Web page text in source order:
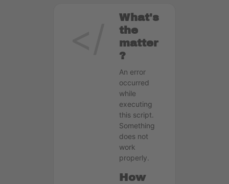
What's
the
matter
?
An error
occurred
while
executing
this script.
Something
does not
work
properly.
How